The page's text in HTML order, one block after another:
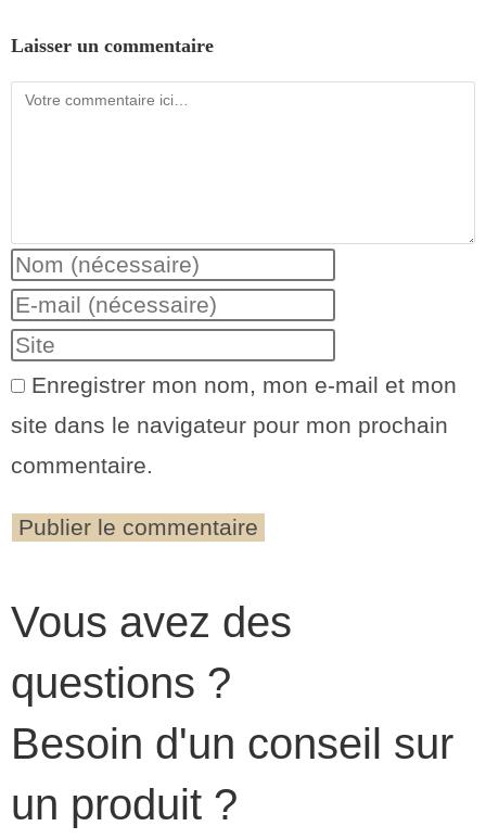
Laisser un commentaire
Enregistrer mon nom, mon e-mail et mon
site dans le navigateur pour mon prochain
commentaire.
Vous avez des
questions ?
Besoin d'un conseil sur
un produit ?